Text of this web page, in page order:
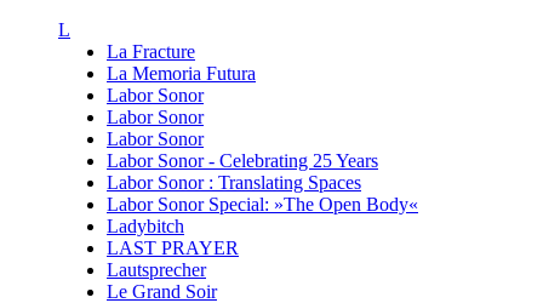
L
La Fracture
La Memoria Futura
Labor Sonor
Labor Sonor
Labor Sonor
Labor Sonor - Celebrating 25 Years
Labor Sonor : Translating Spaces
Labor Sonor Special: »The Open Body«
Ladybitch
LAST PRAYER
Lautsprecher
Le Grand Soir